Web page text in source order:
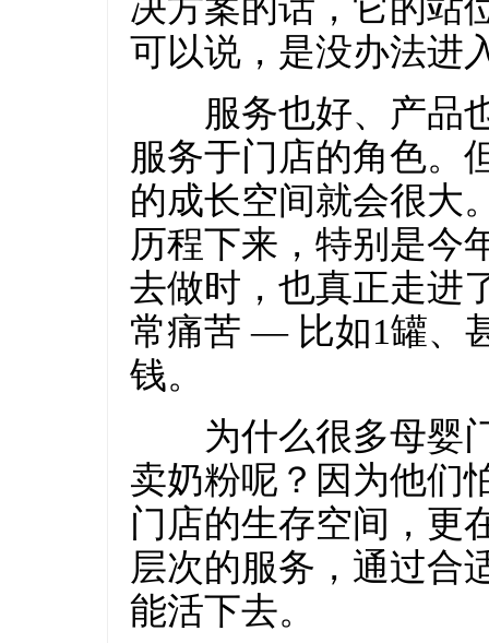
可以说，是没办法进
服务也好、产品也
服务于门店的角色。
的成长空间就会很大
历程下来，特别是今
去做时，也真正走进
常痛苦 — 比如1罐、
钱。
为什么很多母婴门
卖奶粉呢？因为他们
门店的生存空间，更
层次的服务，通过合
能活下去。